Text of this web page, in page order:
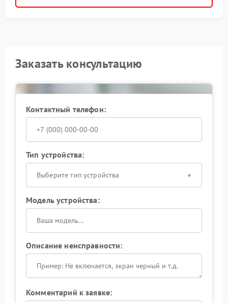
Заказать консультацию
Контактный телефон:
Тип устройства:
Выберите тип устройства
Модель устройства:
Описание неисправности:
Комментарий к заявке: